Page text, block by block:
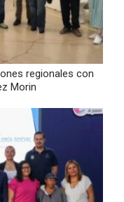
regionales con
Morin